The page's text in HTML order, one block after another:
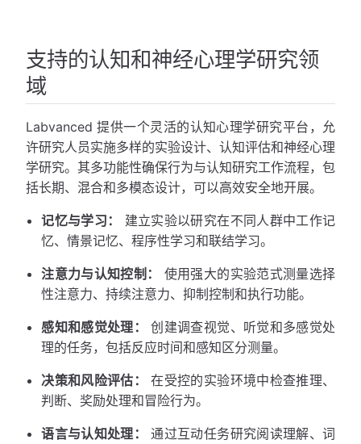
支持的认知和神经心理学研究领
域
Labvanced 提供一个灵活的认知心理学研究平台，允
许研究人员实施多样的实验设计、认知评估和神经心理
学研究。其多功能性确保行为与认知研究工作流程，包
括长期、混合和多模态设计，可以高效安全地开展。
记忆与学习：
建立实验以研究在不同人群中工作记
忆、情景记忆、程序性学习和联结学习。
注意力与认知控制：
使用强大的实验范式测量选择
性注意力、持续注意力、抑制控制和执行功能。
感知和感觉处理：
创建调查视觉、听觉和多感觉处
理的任务，包括反应时间和感知区分测量。
决策和风险评估：
在受控的实验环境中检查推理、
判断、奖励处理和冒险行为。
语言与认知处理：
通过互动任务研究阅读理解、词